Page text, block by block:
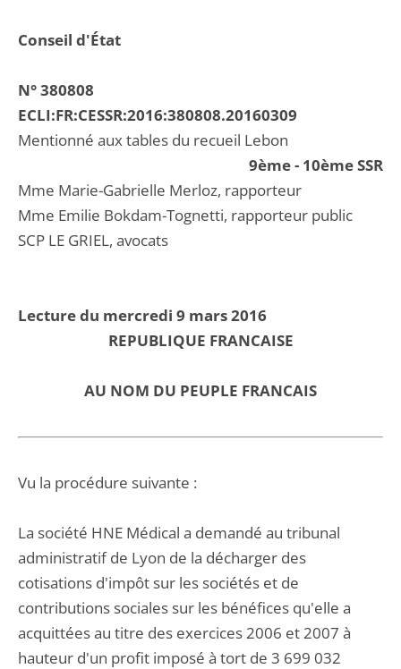
Conseil d'État
N° 380808
ECLI:FR:CESSR:2016:380808.20160309
Mentionné aux tables du recueil Lebon
9ème - 10ème SSR
Mme Marie-Gabrielle Merloz, rapporteur
Mme Emilie Bokdam-Tognetti, rapporteur public
SCP LE GRIEL, avocats
Lecture du mercredi 9 mars 2016
REPUBLIQUE FRANCAISE
AU NOM DU PEUPLE FRANCAIS
Vu la procédure suivante :
La société HNE Médical a demandé au tribunal
administratif de Lyon de la décharger des
cotisations d'impôt sur les sociétés et de
contributions sociales sur les bénéfices qu'elle a
acquittées au titre des exercices 2006 et 2007 à
hauteur d'un profit imposé à tort de 3 699 032